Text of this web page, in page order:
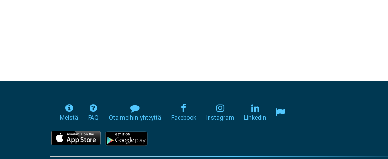
Meistä FAQ Ota meihin yhteyttä Facebook Instagram Linkedin